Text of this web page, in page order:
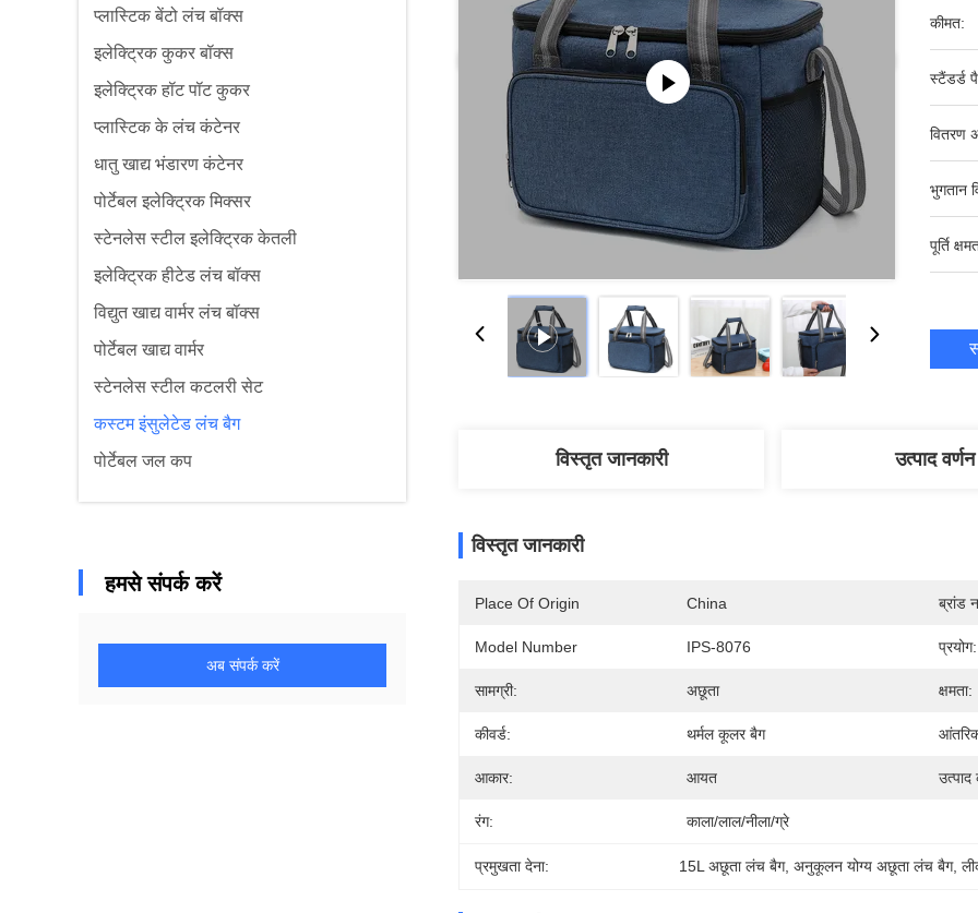
प्लास्टिक बेंटो लंच बॉक्स
इलेक्ट्रिक कुकर बॉक्स
इलेक्ट्रिक हॉट पॉट कुकर
प्लास्टिक के लंच कंटेनर
धातु खाद्य भंडारण कंटेनर
पोर्टेबल इलेक्ट्रिक मिक्सर
स्टेनलेस स्टील इलेक्ट्रिक केतली
इलेक्ट्रिक हीटेड लंच बॉक्स
विद्युत खाद्य वार्मर लंच बॉक्स
पोर्टेबल खाद्य वार्मर
स्टेनलेस स्टील कटलरी सेट
कस्टम इंसुलेटेड लंच बैग
पोर्टेबल जल कप
हमसे संपर्क करें
अब संपर्क करें
कीमत:
स्टैंडर्ड
वितरण
भुगतान
पूर्ति
विस्तृत जानकारी उत्पाद वर्णन
विस्तृत जानकारी
Place Of Origin China ब्रांड
Model Number IPS-8076 प्रयोग:
सामग्री: अछूता क्षमता:
कीवर्ड: थर्मल कूलर बैग
आकार: आयत उत्पाद
रंग: काला/लाल/नीला/ग्रे
प्रमुखता देना: 15L अछूता लंच बैग, अनुकूलन योग्य अछूता लंच बैग,